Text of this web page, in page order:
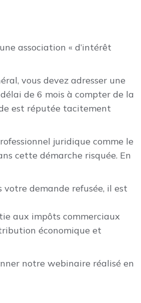
association « d’intérêt
vous devez adresser une
de 6 mois à compter de la
est réputée tacitement
juridique comme le
cette démarche risquée. En
demande refusée, il est
aux impôts commerciaux
économique et
notre webinaire réalisé en